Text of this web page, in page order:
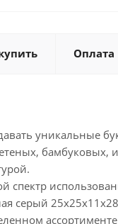
Оплата
уникальные
бамбуковых,
серый